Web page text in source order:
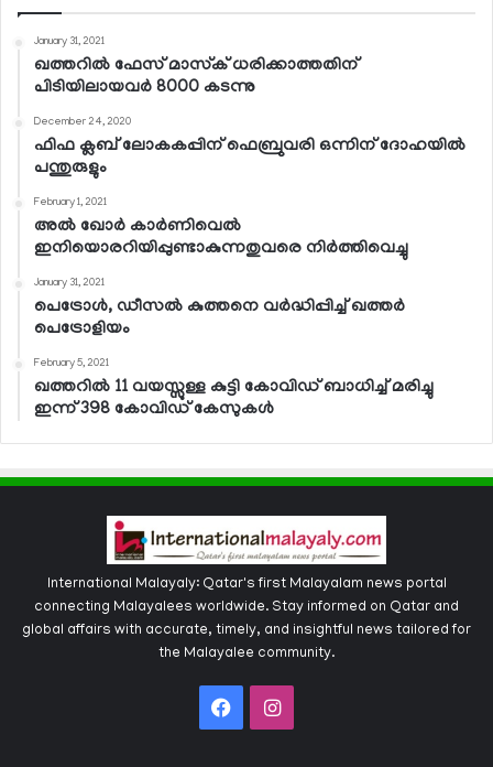
January 31, 2021
ഖത്തറില്‍ ഫേസ് മാസ്‌ക് ധരിക്കാത്തതിന്
പിടിയിലായവര്‍ 8000 കടന്നു
December 24, 2020
ഫിഫ ക്ലബ് ലോകകപ്പിന് ഫെബ്രുവരി ഒന്നിന് ദോഹയില്‍
പന്തുരുളും
February 1, 2021
അല്‍ ഖോര്‍ കാര്‍ണിവെല്‍
ഇനിയൊരറിയിപ്പുണ്ടാകുന്നതുവരെ നിര്‍ത്തിവെച്ചു
January 31, 2021
പെട്രോള്‍, ഡീസല്‍ കുത്തനെ വര്‍ദ്ധിപ്പിച്ച് ഖത്തര്‍
പെട്രോളിയം
February 5, 2021
ഖത്തറില്‍ 11 വയസ്സുള്ള കുട്ടി കോവിഡ് ബാധിച്ച് മരിച്ചു
ഇന്ന് 398 കോവിഡ് കേസുകള്‍
International Malayaly: Qatar's first Malayalam news portal
connecting Malayalees worldwide. Stay informed on Qatar and
global affairs with accurate, timely, and insightful news tailored for
the Malayalee community.
FacebookInstagram